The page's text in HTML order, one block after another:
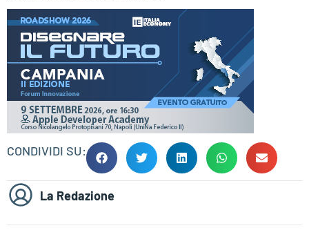
CONDIVIDI SU:
La Redazione